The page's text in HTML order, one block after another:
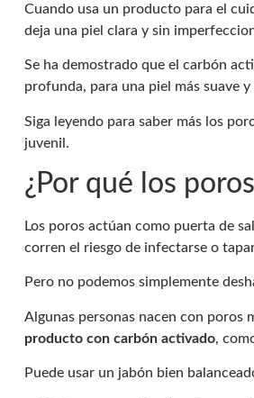
Cuando usa un producto para el
deja una piel clara y sin
Se ha demostrado que el carbón
profunda, para una piel más suave y
Siga leyendo para saber más los
juvenil.
¿Por qué los
Los poros actúan como puerta de
corren el riesgo de infectarse o
Pero no podemos simplemente
Algunas personas nacen con poros
producto con carbón activado,
Puede usar un jabón bien